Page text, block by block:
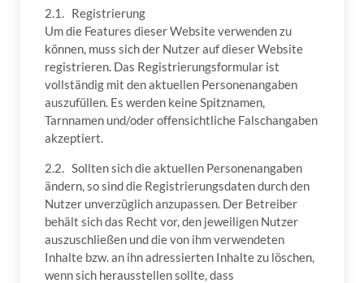
2.1. Registrierung
Um die Features dieser Website verwenden zu
können, muss sich der Nutzer auf dieser Website
registrieren. Das Registrierungsformular ist
vollständig mit den aktuellen Personenangaben
auszufüllen. Es werden keine Spitznamen,
Tarnnamen und/oder offensichtliche Falschangaben
akzeptiert.
2.2. Sollten sich die aktuellen Personenangaben
ändern, so sind die Registrierungsdaten durch den
Nutzer unverzüglich anzupassen. Der Betreiber
behält sich das Recht vor, den jeweiligen Nutzer
auszuschließen und die von ihm verwendeten
Inhalte bzw. an ihn adressierten Inhalte zu löschen,
wenn sich herausstellen sollte, dass